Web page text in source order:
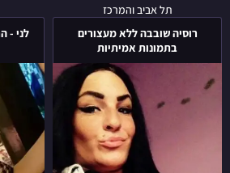
תל אביב והמרכז
רוסיה שובבה ללא מעצורים
בתמונות אמיתיות
רוסיה
שובבה
ללא
מעצורים
בתמונות
אמיתיות
לני -